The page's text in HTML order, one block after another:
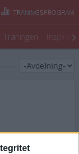
Träningen
TRÄNINGSPROGRAM